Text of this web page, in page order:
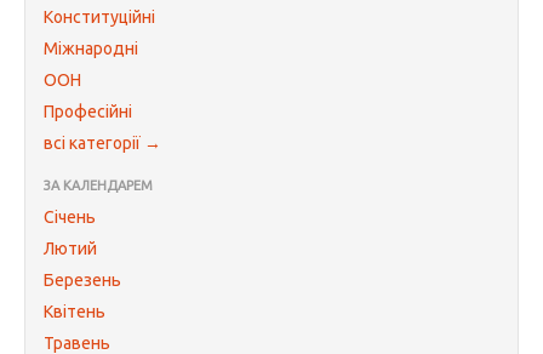
Конституційні
Міжнародні
ООН
Професійні
всі категорії →
ЗА КАЛЕНДАРЕМ
Січень
Лютий
Березень
Квітень
Травень